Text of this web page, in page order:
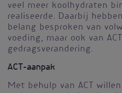
veel meer koolhydraten
realiseerde. Daarbij
belang besproken van
voeding, maar ook van
gedragsverandering.
ACT-aanpak
Met behulp van ACT